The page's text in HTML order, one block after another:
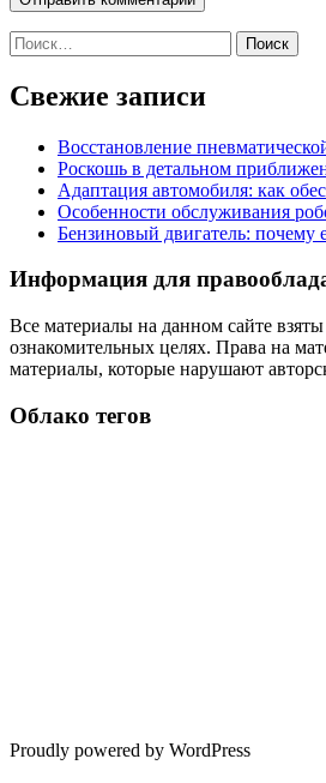
Найти:
Свежие записи
Восстановление
Роскошь в детальном
Адаптация автомобиля: как
Особенности обслуживания
Бензиновый двигатель: почему
Информация для
Все материалы на данном сайте
ознакомительных целях. Права на
материалы, которые нарушают
Облако тегов
Proudly powered by WordPress